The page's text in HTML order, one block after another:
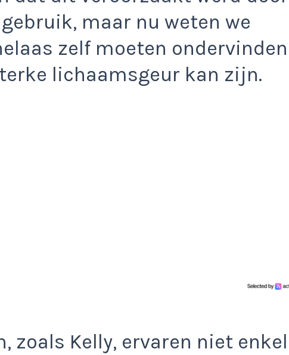
maar nu weten we
zelf moeten ondervinden
lichaamsgeur kan zijn.
zoals Kelly, ervaren niet enkel